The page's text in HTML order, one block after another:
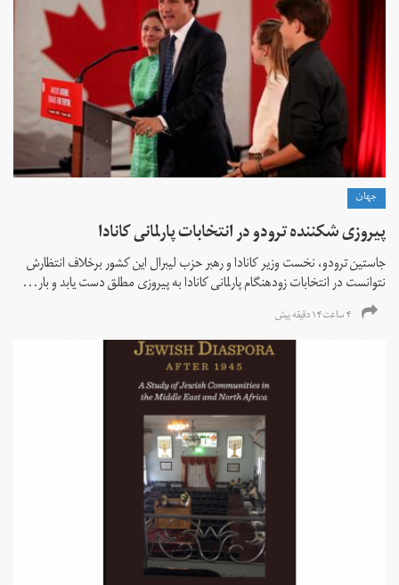
جهان
پیروزی شکننده ترودو در انتخابات پارلمانی کانادا
جاستین ترودو، نخست وزیر کانادا و رهبر حزب لیبرال این کشور برخلاف انتظارش
نتوانست در انتخابات زود‌هنگام پارلمانی کانادا به پیروزی مطلق دست یابد و بار...
۴ ساعت ۱۴ دقیقه پیش